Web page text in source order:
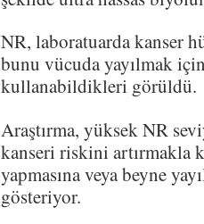
NR, laboratuarda kanser
bunu vücuda yayılmak
kullanabildikleri görüldü.
Araştırma, yüksek NR
kanseri riskini artırmakla
yapmasına veya beyne
gösteriyor.